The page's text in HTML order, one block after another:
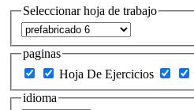
Seleccionar hoja de trabajo
paginas
Hoja De Ejercicios
idioma